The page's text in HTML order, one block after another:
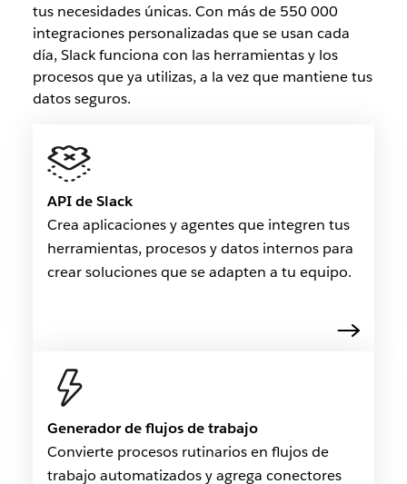
tus necesidades únicas. Con más de 550 000
integraciones personalizadas que se usan cada
día, Slack funciona con las herramientas y los
procesos que ya utilizas, a la vez que mantiene tus
datos seguros.
API de Slack
Crea aplicaciones y agentes que integren tus
herramientas, procesos y datos internos para
crear soluciones que se adapten a tu equipo.
Generador de flujos de trabajo
Convierte procesos rutinarios en flujos de
trabajo automatizados y agrega conectores